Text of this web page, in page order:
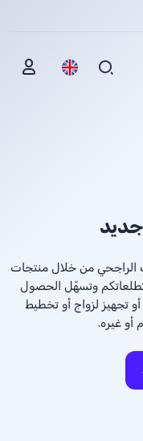
من خلال منتجات
وتسهّل الحصول
تجهيز لزواج أو تخطيط
أو غيره.